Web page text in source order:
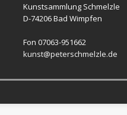
Kunstsammlung Schmelzle
D-74206 Bad Wimpfen
Fon 07063-951662
kunst@peterschmelzle.de